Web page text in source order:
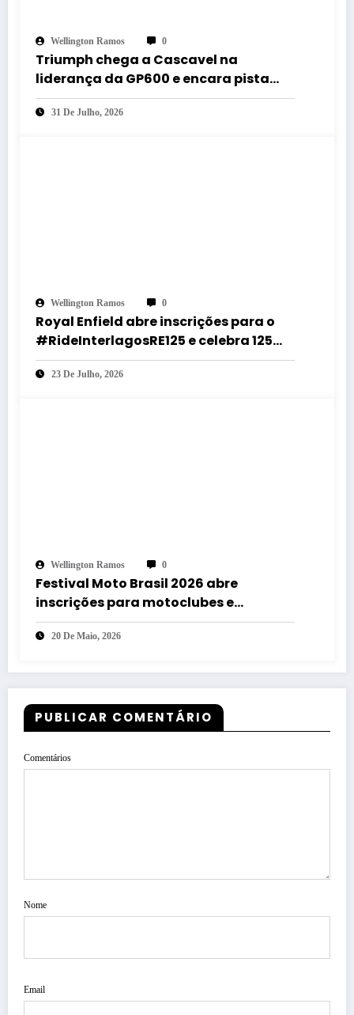
Wellington Ramos 0
Triumph chega a Cascavel na
liderança da GP600 e encara pista
mais rápida do MOTO1000GP 2026
31 De Julho, 2026
Wellington Ramos 0
Royal Enfield abre inscrições para o
#RideInterlagosRE125 e celebra 125
anos com desfile histórico em
Interlagos
23 De Julho, 2026
Wellington Ramos 0
Festival Moto Brasil 2026 abre
inscrições para motoclubes e
confirma tributo aos Mamonas
Assassinas
20 De Maio, 2026
PUBLICAR COMENTÁRIO
Comentários
Nome
Email